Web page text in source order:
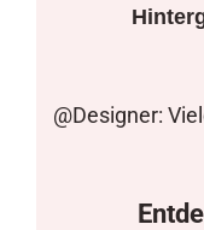
@Designer: